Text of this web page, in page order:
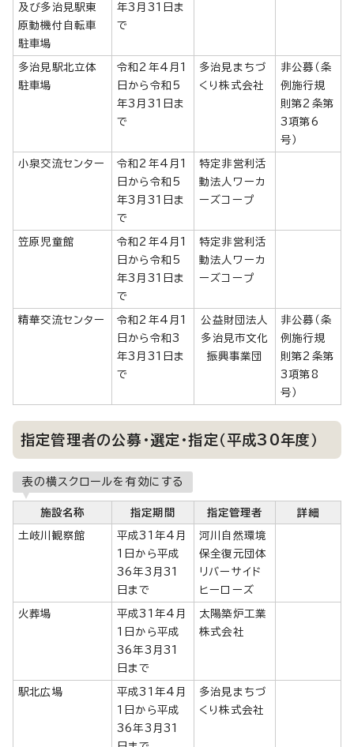
及び多治見駅東
原動機付自転車
駐車場
年3月31日ま
で
多治見駅北立体
駐車場
令和2年4月1
日から令和5
年3月31日ま
で
多治見まちづ
くり株式会社
非公募（条
例施行規
則第2条第
3項第6
号）
小泉交流センター
令和2年4月1
日から令和5
年3月31日ま
で
特定非営利活
動法人ワーカ
ーズコープ
笠原児童館
令和2年4月1
日から令和5
年3月31日ま
で
特定非営利活
動法人ワーカ
ーズコープ
精華交流センター
令和2年4月1
日から令和3
年3月31日ま
で
公益財団法人
多治見市文化
振興事業団
非公募（条
例施行規
則第2条第
3項第8
号）
指定管理者の公募・選定・指定（平成30年度）
表の横スクロールを有効にする
施設名称 指定期間 指定管理者 詳細
土岐川観察館
平成31年4月
1日から平成
36年3月31
日まで
河川自然環境
保全復元団体
リバーサイド
ヒーローズ
火葬場
平成31年4月
1日から平成
36年3月31
日まで
太陽築炉工業
株式会社
駅北広場
平成31年4月
1日から平成
36年3月31
多治見まちづ
くり株式会社